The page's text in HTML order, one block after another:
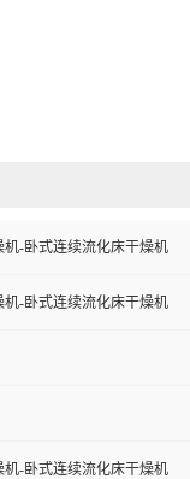
-卧式连续流化床干燥机
-卧式连续流化床干燥机
-卧式连续流化床干燥机